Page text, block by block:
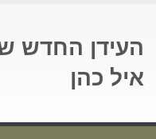
העידן החדש
איל כהן